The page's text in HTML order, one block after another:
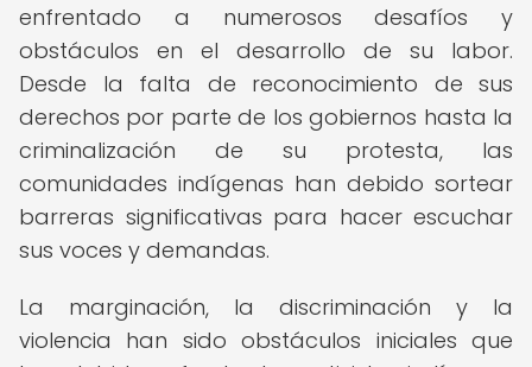
enfrentado a numerosos desafíos y
obstáculos en el desarrollo de su labor.
Desde la falta de reconocimiento de sus
derechos por parte de los gobiernos hasta la
criminalización de su protesta, las
comunidades indígenas han debido sortear
barreras significativas para hacer escuchar
sus voces y demandas.
La marginación, la discriminación y la
violencia han sido obstáculos iniciales que